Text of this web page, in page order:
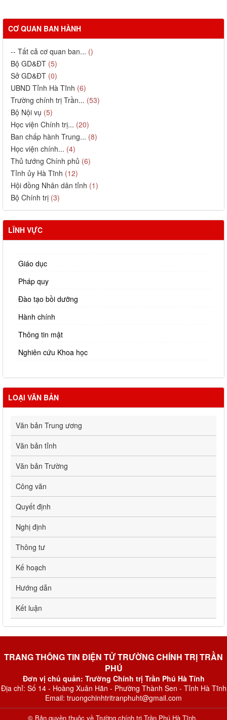
CƠ QUAN BAN HÀNH
-- Tất cả cơ quan ban... ()
Bộ GD&ĐT (5)
Sở GD&ĐT (0)
UBND Tỉnh Hà Tĩnh (6)
Trường chính trị Trần... (53)
Bộ Nội vụ (5)
Học viện Chính trị... (20)
Ban chấp hành Trung... (8)
Học viện chính... (4)
Thủ tướng Chính phủ (6)
Tỉnh ủy Hà Tĩnh (12)
Hội đồng Nhân dân tỉnh (1)
Bộ Chính trị (3)
LĨNH VỰC
Giáo dục
Pháp quy
Đào tạo bồi dưỡng
Hành chính
Thông tin mật
Nghiên cứu Khoa học
LOẠI VĂN BẢN
Văn bản Trung ương
Văn bản tỉnh
Văn bản Trường
Công văn
Quyết định
Nghị định
Thông tư
Kế hoạch
Hướng dẫn
Kết luận
TRANG THÔNG TIN ĐIỆN TỬ TRƯỜNG CHÍNH TRỊ TRẦN
PHÚ
Đơn vị chủ quản: Trường Chính trị Trần Phú Hà Tĩnh
Địa chỉ: Số 14 - Hoàng Xuân Hãn - Phường Thành Sen - Tỉnh Hà Tĩnh
Email: truongchinhtritranphuht@gmail.com
© Bản quyền thuộc về Trường chính trị Trần Phú Hà Tĩnh.